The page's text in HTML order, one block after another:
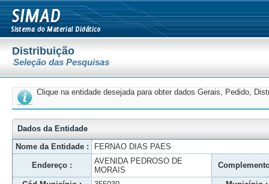
Distribuição
Seleção das Pesquisas
Clique na entidade desejada para obter dados Gerais, Pedido,
Dados da Entidade
Nome da Entidade :
FERNAO DIAS PAES
Endereço :
AVENIDA PEDROSO DE
MORAIS